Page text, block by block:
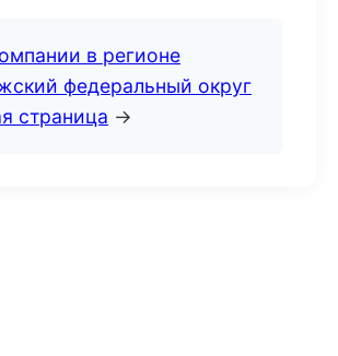
в регионе
федеральный округ
страница →